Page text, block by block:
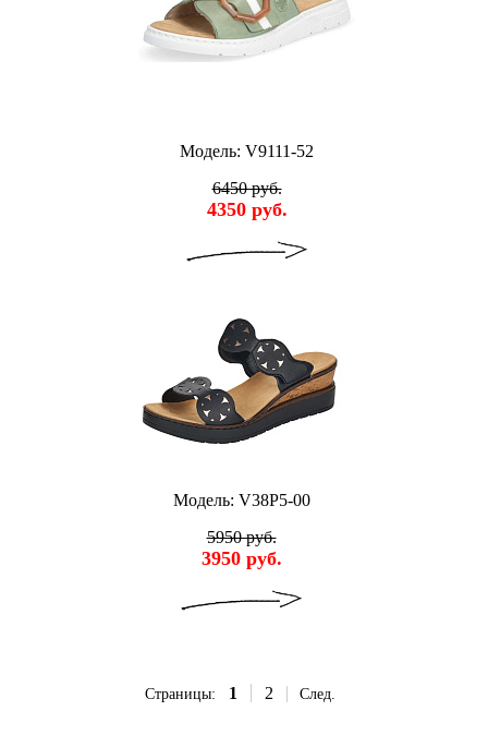
Модель: V9111-52
6450 руб.
4350 руб.
Модель: V38P5-00
5950 руб.
3950 руб.
Страницы: 1 2 След.